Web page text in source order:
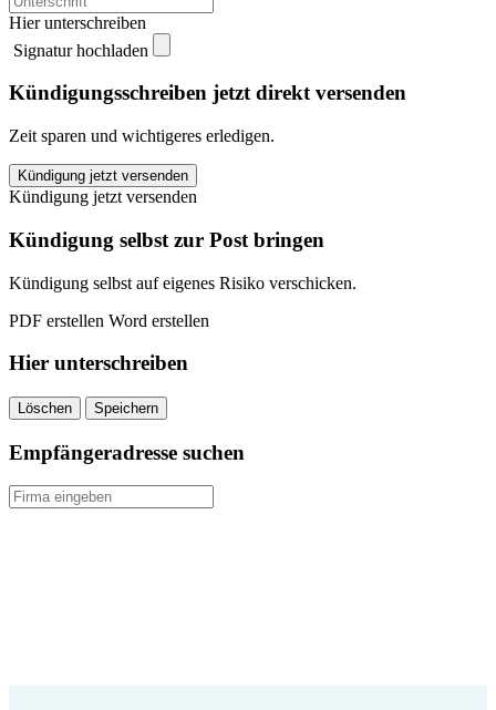
Hier unterschreiben
Signatur hochladen
Kündigungsschreiben jetzt direkt versenden
Zeit sparen und wichtigeres erledigen.
Westfalen
Blatt
kündigen
quantity
Kündigung jetzt versenden
Kündigung jetzt versenden
Kündigung selbst zur Post bringen
Kündigung selbst auf eigenes Risiko verschicken.
PDF erstellen Word erstellen
Hier unterschreiben
Löschen Speichern
Empfängeradresse suchen